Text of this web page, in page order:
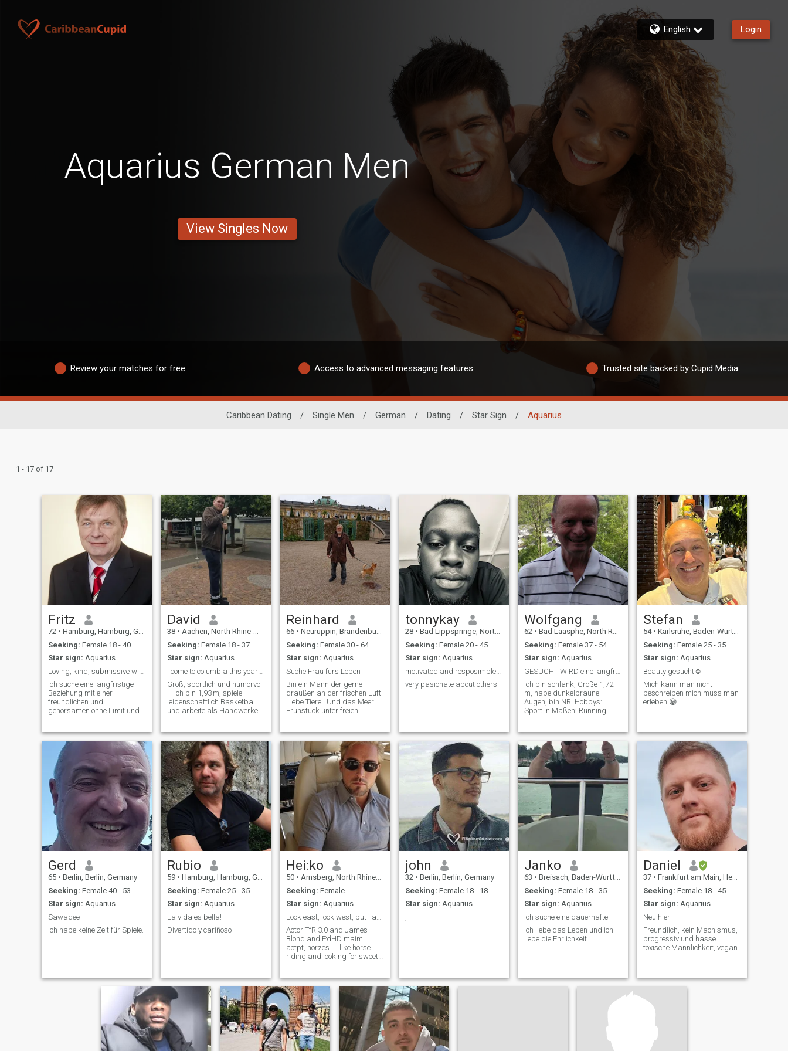
English Login
Aquarius German Men
View Singles Now
Review your matches for free Access to advanced messaging features Trusted site backed by Cupid Media
Caribbean Dating / Single Men / German / Dating / Star Sign / Aquarius
1 - 17 of 17
Fritz
72 • Hamburg, Hamburg, Germany
Seeking: Female 18 - 40
Star sign: Aquarius
Ich suche eine langfristige
Beziehung mit einer
freundlichen und
gehorsamen ohne Limit und
zu verbringen (körperlich
und psychisch). Dies kann
ein Tag, ein oder mehrere
Abende oder längere
Zeiträum
David
38 • Aachen, North Rhine-Westphalia, Germany
Seeking: Female 18 - 37
Star sign: Aquarius
i come to columbia this year to much scammer here
Groß, sportlich und humorvoll
– ich bin 1,93 m, spiele
leidenschaftlich Basketball
und arbeite als Handwerker
suche ich keine Spielchen,
sondern eine Frau mit
Tiefgang und Lebensfreude.
Wenn du Lust auf ech
Reinhard
66 • Neuruppin, Brandenburg, Germany
Seeking: Female 30 - 64
Star sign: Aquarius
Suche Frau fürs Leben
Bin ein Mann der gerne
draußen an der frischen Luft.
Liebe Tiere . Und das Meer .
Frühstück unter freien
tonnykay
28 • Bad Lippspringe, North Rhine-Westphalia, Germany
Seeking: Female 20 - 45
Star sign: Aquarius
motivated and resposimble soul
very pasionate about others.
Wolfgang
62 • Bad Laasphe, North Rhine-Westphalia, Germany
Seeking: Female 37 - 54
Star sign: Aquarius
GESUCHT WIRD eine langfristige Beziehung
Ich bin schlank, Größe 1,72
m, habe dunkelbraune
Augen, bin NR. Hobbys:
Sport in Maßen: Running,
interessante Städtereisen,
die Natur, das Meer, den
Strand und gutes Essen.
Stefan
54 • Karlsruhe, Baden-Wurttemberg, Germany
Seeking: Female 25 - 35
Star sign: Aquarius
Beauty gesucht☺️
Mich kann man nicht
beschreiben mich muss man
erleben 😀
Gerd
65 • Berlin, Berlin, Germany
Seeking: Female 40 - 53
Star sign: Aquarius
Sawadee
Ich habe keine Zeit für Spiele.
Rubio
59 • Hamburg, Hamburg, Germany
Seeking: Female 25 - 35
Star sign: Aquarius
La vida es bella!
Divertido y cariñoso
Hei:ko
50 • Arnsberg, North Rhine-Westphalia, Germany
Seeking: Female
Star sign: Aquarius
Actor TfR 3.0 and James
Blond and PdHD maim
actpt, horzes… I like horse
riding and looking for sweet
john
32 • Berlin, Berlin, Germany
Seeking: Female 18 - 18
Star sign: Aquarius
.
Janko
63 • Breisach, Baden-Wurttemberg, Germany
Seeking: Female 18 - 35
Star sign: Aquarius
Ich suche eine dauerhafte
Ich liebe das Leben und ich
liebe die Ehrlichkeit
Daniel
37 • Frankfurt am Main, Hesse, Germany
Seeking: Female 18 - 45
Star sign: Aquarius
Neu hier
Freundlich, kein Machismus,
progressiv und hasse
toxische Männlichkeit, vegan